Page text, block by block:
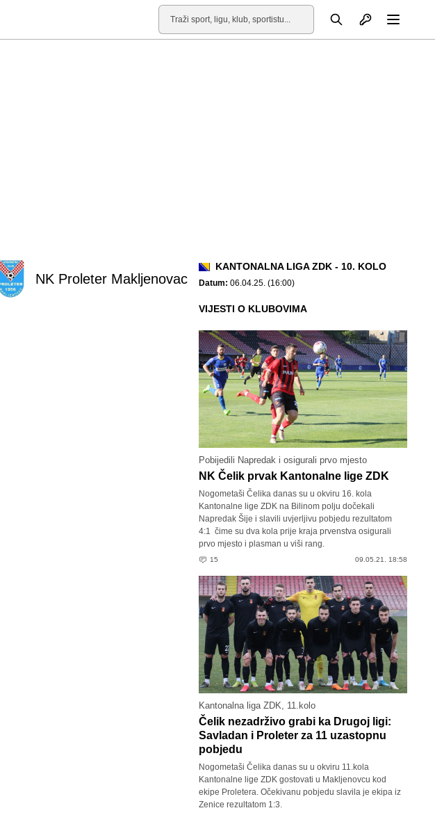
Pretraga Otvori profil
NK Proleter Makljenovac
KANTONALNA LIGA ZDK - 10. KOLO
Datum: 06.04.25. (16:00)
VIJESTI O KLUBOVIMA
Pobijedili Napredak i osigurali prvo mjesto
NK Čelik prvak Kantonalne lige ZDK
Nogometaši Čelika danas su u okviru 16. kola
Kantonalne lige ZDK na Bilinom polju dočekali
Napredak Šije i slavili uvjerljivu pobjedu rezultatom
4:1 čime su dva kola prije kraja prvenstva osigurali
prvo mjesto i plasman u viši rang.
15 09.05.21. 18:58
Kantonalna liga ZDK, 11.kolo
Čelik nezadrživo grabi ka Drugoj ligi:
Savladan i Proleter za 11 uzastopnu
pobjedu
Nogometaši Čelika danas su u okviru 11.kola
Kantonalne lige ZDK gostovati u Makljenovcu kod
ekipe Proletera. Očekivanu pobjedu slavila je ekipa iz
Zenice rezultatom 1:3.